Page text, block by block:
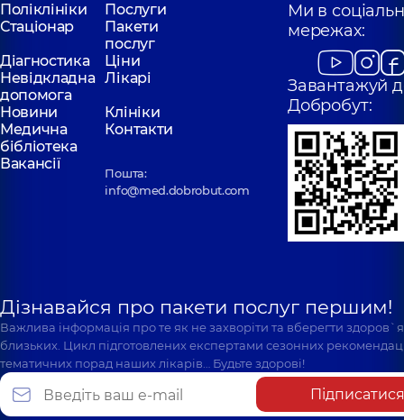
Поліклініки
Послуги
Стаціонар
Пакети
послуг
Діагностика
Ціни
Невідкладна
допомога
Лікарі
Новини
Клініки
Медична
бібліотека
Контакти
Вакансії
Пошта:
info@med.dobrobut.com
Ми в
мережах:
Завантажуй
Добробут:
Дізнавайся про пакети послуг першим!
Важлива інформація про те як не захворіти та вберегти
близьких. Цикл підготовлених експертами сезонних
тематичних порад наших лікарів… Будьте здорові!
Підписатися